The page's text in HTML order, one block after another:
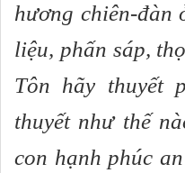
hương chiên-đàn
liệu, phấn sáp,
Tôn hãy thuyết
thuyết như thế
con hạnh phúc